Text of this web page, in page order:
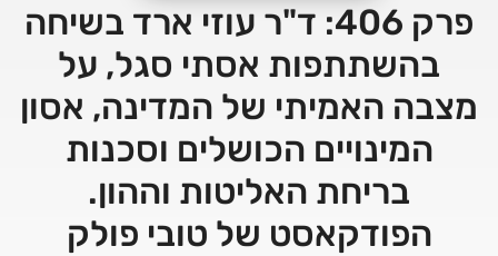
פרק 406: ד"ר עוזי ארד בשיחה
בהשתתפות אסתי סגל, על
מצבה האמיתי של המדינה, אסון
המינויים הכושלים וסכנות
בריחת האליטות וההון.
הפודקאסט של טובי פולק